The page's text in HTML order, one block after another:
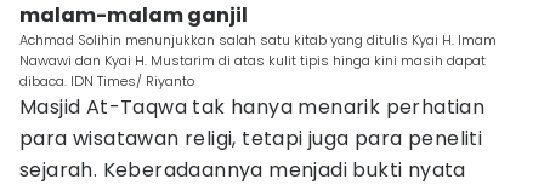
malam-malam ganjil
Achmad Solihin menunjukkan salah satu kitab yang ditulis Kyai H. Imam
Nawawi dan Kyai H. Mustarim di atas kulit tipis hinga kini masih dapat
dibaca. IDN Times/ Riyanto
Masjid At-Taqwa tak hanya menarik perhatian
para wisatawan religi, tetapi juga para peneliti
sejarah. Keberadaannya menjadi bukti nyata